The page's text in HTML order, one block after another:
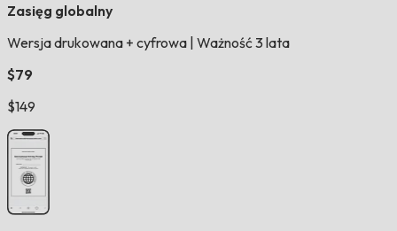
Zasięg globalny
Wersja drukowana + cyfrowa Ważność 3 lata
$79
$149